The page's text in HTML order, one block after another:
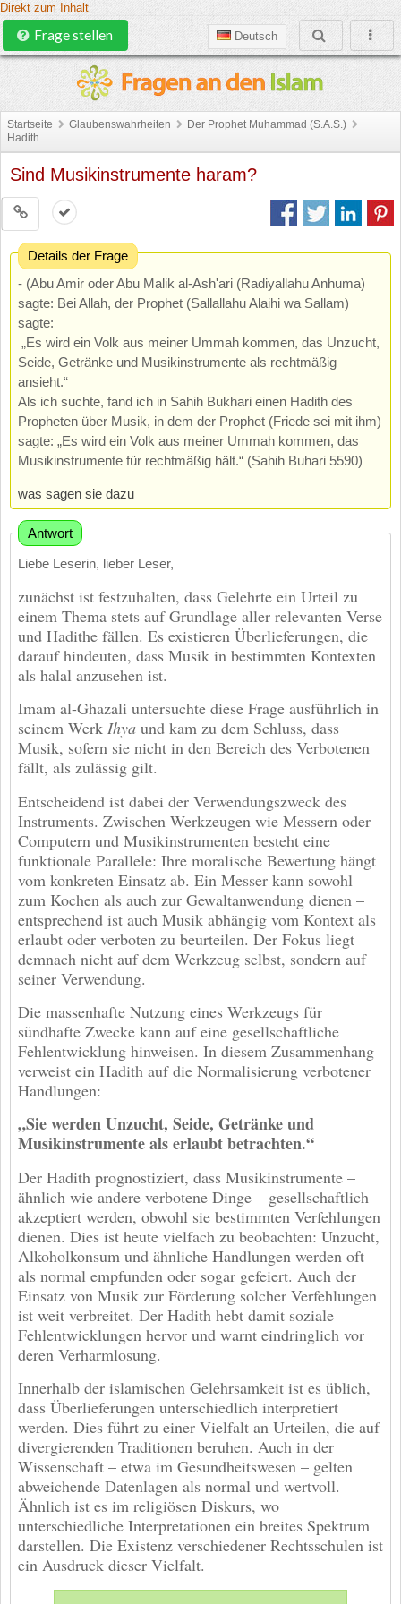
Direkt zum Inhalt
Deutsch
Frage stellen
Startseite Glaubenswahrheiten
Der Prophet Muhammad (S.A.S.)
Hadith
Sind Musikinstrumente haram?
Details der Frage
- (Abu Amir oder Abu Malik al-Ash'ari (Radiyallahu Anhuma)
sagte: Bei Allah, der Prophet (Sallallahu Alaihi wa Sallam)
sagte:
„Es wird ein Volk aus meiner Ummah kommen, das Unzucht,
Seide, Getränke und Musikinstrumente als rechtmäßig
ansieht.“
Als ich suchte, fand ich in Sahih Bukhari einen Hadith des
Propheten über Musik, in dem der Prophet (Friede sei mit ihm)
sagte: „Es wird ein Volk aus meiner Ummah kommen, das
Musikinstrumente für rechtmäßig hält.“ (Sahih Buhari 5590)
was sagen sie dazu
Antwort
Liebe Leserin, lieber Leser,
zunächst ist festzuhalten, dass Gelehrte ein Urteil zu
einem Thema stets auf Grundlage aller relevanten Verse
und Hadithe fällen. Es existieren Überlieferungen, die
darauf hindeuten, dass Musik in bestimmten Kontexten
als halal anzusehen ist.
Imam al-Ghazali untersuchte diese Frage ausführlich in
seinem Werk Ihya und kam zu dem Schluss, dass
Musik, sofern sie nicht in den Bereich des Verbotenen
fällt, als zulässig gilt.
Entscheidend ist dabei der Verwendungszweck des
Instruments. Zwischen Werkzeugen wie Messern oder
Computern und Musikinstrumenten besteht eine
funktionale Parallele: Ihre moralische Bewertung hängt
vom konkreten Einsatz ab. Ein Messer kann sowohl
zum Kochen als auch zur Gewaltanwendung dienen –
entsprechend ist auch Musik abhängig vom Kontext als
erlaubt oder verboten zu beurteilen. Der Fokus liegt
demnach nicht auf dem Werkzeug selbst, sondern auf
seiner Verwendung.
Die massenhafte Nutzung eines Werkzeugs für
sündhafte Zwecke kann auf eine gesellschaftliche
Fehlentwicklung hinweisen. In diesem Zusammenhang
verweist ein Hadith auf die Normalisierung verbotener
Handlungen:
„Sie werden Unzucht, Seide, Getränke und
Musikinstrumente als erlaubt betrachten.“
Der Hadith prognostiziert, dass Musikinstrumente –
ähnlich wie andere verbotene Dinge – gesellschaftlich
akzeptiert werden, obwohl sie bestimmten Verfehlungen
dienen. Dies ist heute vielfach zu beobachten: Unzucht,
Alkoholkonsum und ähnliche Handlungen werden oft
als normal empfunden oder sogar gefeiert. Auch der
Einsatz von Musik zur Förderung solcher Verfehlungen
ist weit verbreitet. Der Hadith hebt damit soziale
Fehlentwicklungen hervor und warnt eindringlich vor
deren Verharmlosung.
Innerhalb der islamischen Gelehrsamkeit ist es üblich,
dass Überlieferungen unterschiedlich interpretiert
werden. Dies führt zu einer Vielfalt an Urteilen, die auf
divergierenden Traditionen beruhen. Auch in der
Wissenschaft – etwa im Gesundheitswesen – gelten
abweichende Datenlagen als normal und wertvoll.
Ähnlich ist es im religiösen Diskurs, wo
unterschiedliche Interpretationen ein breites Spektrum
darstellen. Die Existenz verschiedener Rechtsschulen ist
ein Ausdruck dieser Vielfalt.